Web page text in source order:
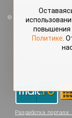
Все права
«Красраб.ру»
и читателями,
частичное
«Красраб.ру»,
Разработка портала:
повышения
Политике .